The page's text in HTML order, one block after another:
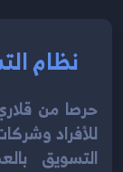
نظام
حرصا من
للأفراد
التسويق